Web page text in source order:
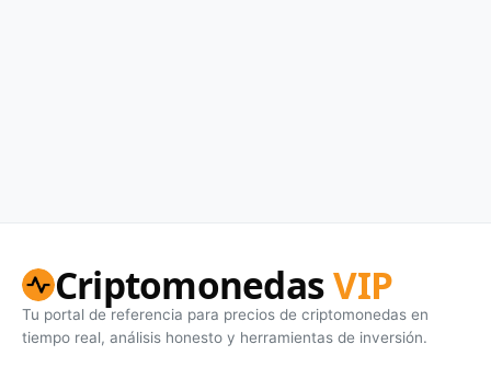
CriptomonedasVIP
Tu portal de referencia para precios de criptomonedas en
tiempo real, análisis honesto y herramientas de inversión.